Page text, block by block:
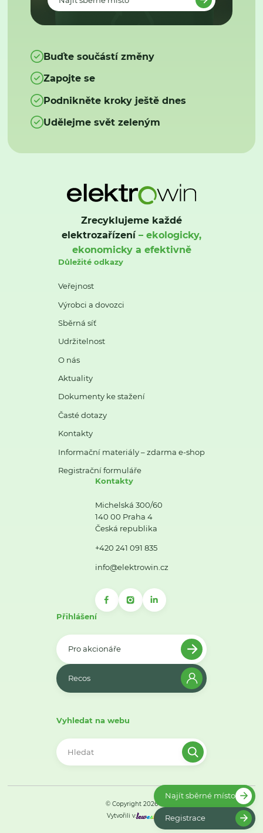
Buďte součástí změny
Zapojte se
Podnikněte kroky ještě dnes
Udělejme svět zeleným
Zrecyklujeme každé
elektrozařízení– ekologicky,
ekonomicky a efektivně
Důležité odkazy
Veřejnost
Výrobci a dovozci
Sběrná síť
Udržitelnost
O nás
Aktuality
Dokumenty ke stažení
Časté dotazy
Kontakty
Informační materiály – zdarma e-shop
Registrační formuláře
Kontakty
Michelská 300/60
140 00 Praha 4
Česká republika
+420 241 091 835
info@elektrowin.cz
Přihlášení
Pro akcionáře
Recos
Vyhledat na webu
© Copyright 2026
Vytvořili v:
Najít sběrné místo
Registrace